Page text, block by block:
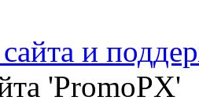
сайта и
'PromoPX'